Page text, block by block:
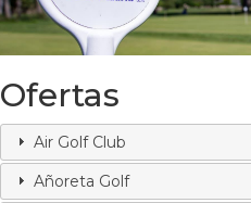
Ofertas
Air Golf Club
Añoreta Golf